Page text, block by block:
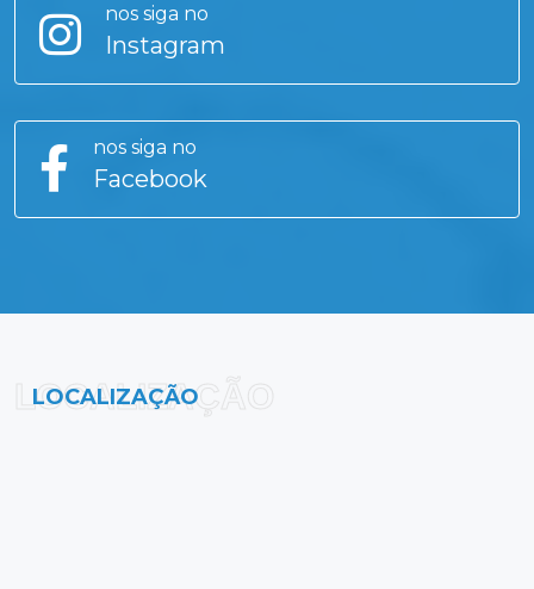
nos siga no
Instagram
nos siga no
Facebook
LOCALIZAÇÃO
LOCALIZAÇÃO